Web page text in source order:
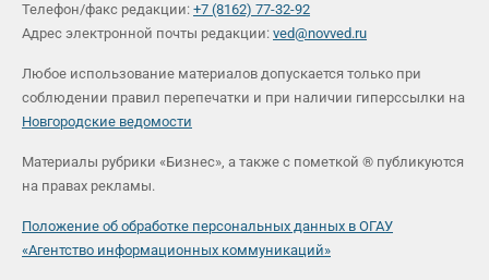
Телефон/факс редакции: +7 (8162) 77-32-92
Адрес электронной почты редакции: ved@novved.ru
Любое использование материалов допускается только при
соблюдении правил перепечатки и при наличии гиперссылки на
Новгородские ведомости
Материалы рубрики «Бизнес», а также с пометкой ® публикуются
на правах рекламы.
Положение об обработке персональных данных в ОГАУ
«Агентство информационных коммуникаций»